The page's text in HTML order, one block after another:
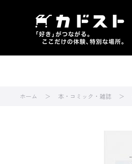
ホーム 本・コミック・雑誌